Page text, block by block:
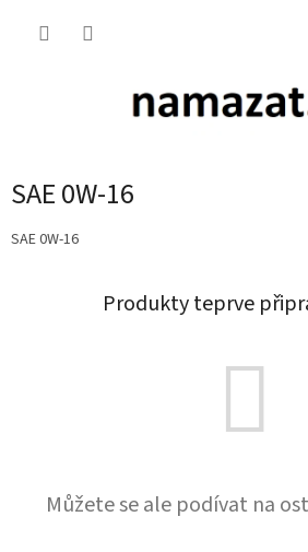
SAE 0W-16
SAE 0W-16
Produkty teprve
Můžete se ale podívat na